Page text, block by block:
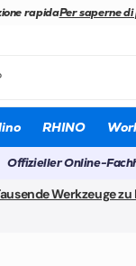
rapidaPer saperne di
rapida
RHINO
Offizieller Online-
Werkzeuge zu